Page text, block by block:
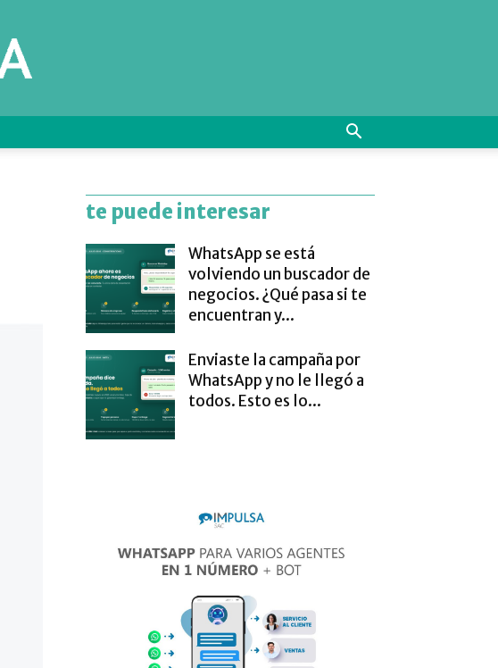
te puede interesar
WhatsApp se está
volviendo un buscador de
negocios. ¿Qué pasa si te
encuentran y...
Enviaste la campaña por
WhatsApp y no le llegó a
todos. Esto es lo...